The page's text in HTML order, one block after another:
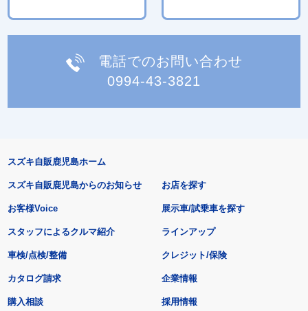
電話でのお問い合わせ
0994-43-3821
スズキ自販鹿児島ホーム
スズキ自販鹿児島からのお知らせ
お客様Voice
スタッフによるクルマ紹介
お店を探す
展示車/試乗車を探す
ラインアップ
車検/点検/整備 クレジット/保険
カタログ請求
購入相談
企業情報
採用情報